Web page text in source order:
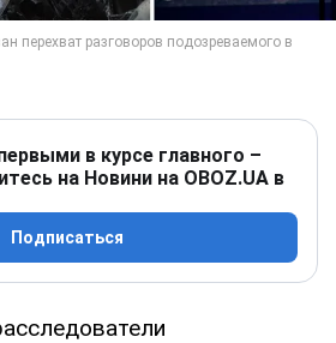
в курсе главного –
на Новини на OBOZ.UA в
Подписаться